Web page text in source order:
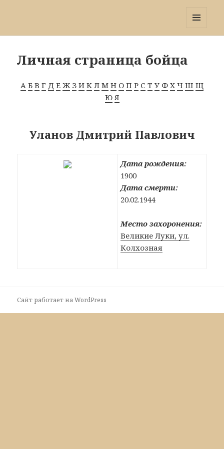
Личная страница бойца
А Б В Г Д Е Ж З И К Л М Н О П Р С Т У Ф Х Ч Ш Щ
Ю Я
Уланов Дмитрий Павлович
Дата рождения:
1900
Дата смерти:
20.02.1944
Место захоронения:
Великие Луки, ул.
Колхозная
Сайт работает на WordPress